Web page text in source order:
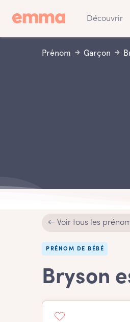
Découvrir
Prénom Garçon
← Voir tous les
PRÉNOM DE BÉBÉ
Bryson